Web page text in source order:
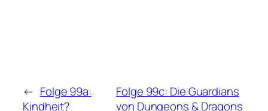
← Folge 99a:
Kindheit?
Folge 99c: Die Guardians
von Dungeons & Dragons